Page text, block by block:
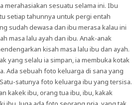
merahasiakan sesuatu selama ini. Ibu
setiap tahunnya untuk pergi entah
sudah dewasa dan ibu merasa kalau ini
masa lalu ayah dan ibu. Anak-anak
kisah masa lalu ibu dan ayah.
yang selalu ia simpan, ia membuka kotak
Ada sebuah foto keluarga di sana yang
satunya foto keluarga ibu yang tersisa.
kakek ibu, orang tua ibu, ibu, kakak